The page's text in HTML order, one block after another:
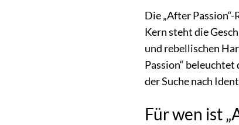
Die „After
Kern steht die
und rebellischen
Passion“
der Suche nach
Für wen ist